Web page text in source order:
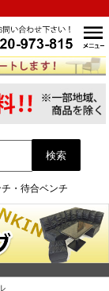
・待合ベンチ